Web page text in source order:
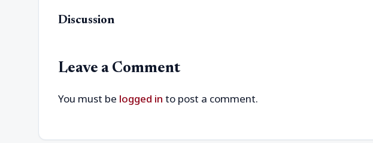
Discussion
Leave a Comment
You must be logged in to post a comment.